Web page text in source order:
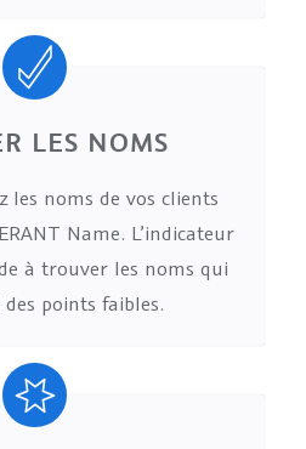
LES NOMS
les noms de vos clients
Name. L’indicateur
à trouver les noms qui
points faibles.